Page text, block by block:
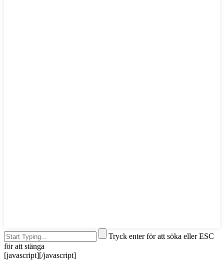
Tryck enter för att söka eller ESC
för att stänga
[javascript][/javascript]